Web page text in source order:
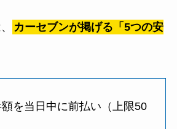
カーセブンが掲げる「5つの安
を当日中に前払い（上限50